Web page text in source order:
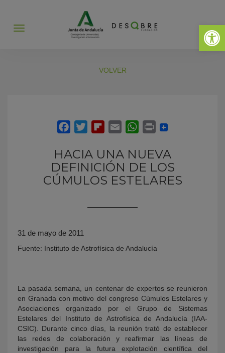
Abrir
Abrir
VOLVER
HACIA UNA NUEVA
DEFINICIÓN DE LOS
CÚMULOS ESTELARES
31 de mayo de 2011
Fuente: Instituto de Astrofísica de Andalucía
La pasada semana, un centenar de expertos se reunieron
en Granada con motivo del congreso Cúmulos Estelares y
Asociaciones organizado por el Grupo de Sistemas
Estelares del Instituto de Astrofísica de Andalucía (IAA-
CSIC). Durante cinco días, la reunión trató de establecer
las redes de colaboración y reafirmar las líneas de
investigación para la futura explotación científica del